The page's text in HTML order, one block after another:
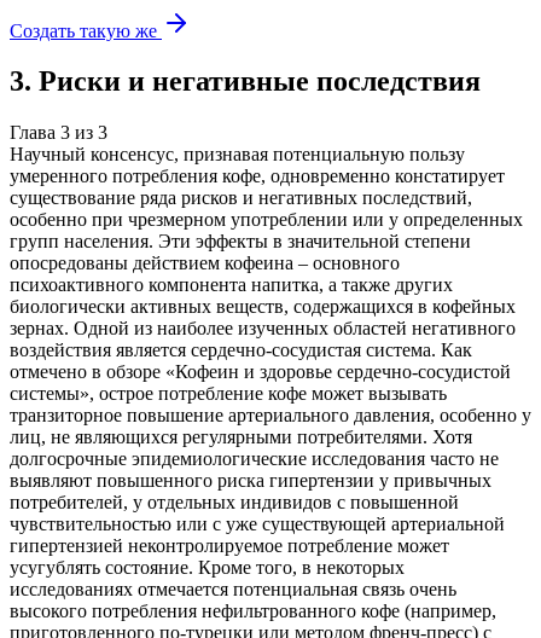
Создать такую же
3. Риски и негативные последствия
Глава 3 из 3
Научный консенсус, признавая потенциальную пользу
умеренного потребления кофе, одновременно констатирует
существование ряда рисков и негативных последствий,
особенно при чрезмерном употреблении или у определенных
групп населения. Эти эффекты в значительной степени
опосредованы действием кофеина – основного
психоактивного компонента напитка, а также других
биологически активных веществ, содержащихся в кофейных
зернах. Одной из наиболее изученных областей негативного
воздействия является сердечно-сосудистая система. Как
отмечено в обзоре «Кофеин и здоровье сердечно-сосудистой
системы», острое потребление кофе может вызывать
транзиторное повышение артериального давления, особенно у
лиц, не являющихся регулярными потребителями. Хотя
долгосрочные эпидемиологические исследования часто не
выявляют повышенного риска гипертензии у привычных
потребителей, у отдельных индивидов с повышенной
чувствительностью или с уже существующей артериальной
гипертензией неконтролируемое потребление может
усугублять состояние. Кроме того, в некоторых
исследованиях отмечается потенциальная связь очень
высокого потребления нефильтрованного кофе (например,
приготовленного по-турецки или методом френч-пресс) с